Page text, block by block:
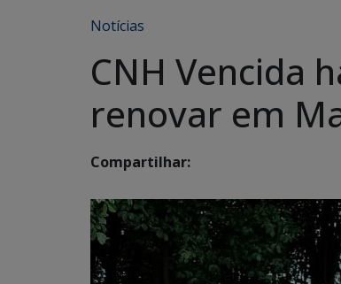
Notícias
CNH Vencida
renovar em
Compartilhar: